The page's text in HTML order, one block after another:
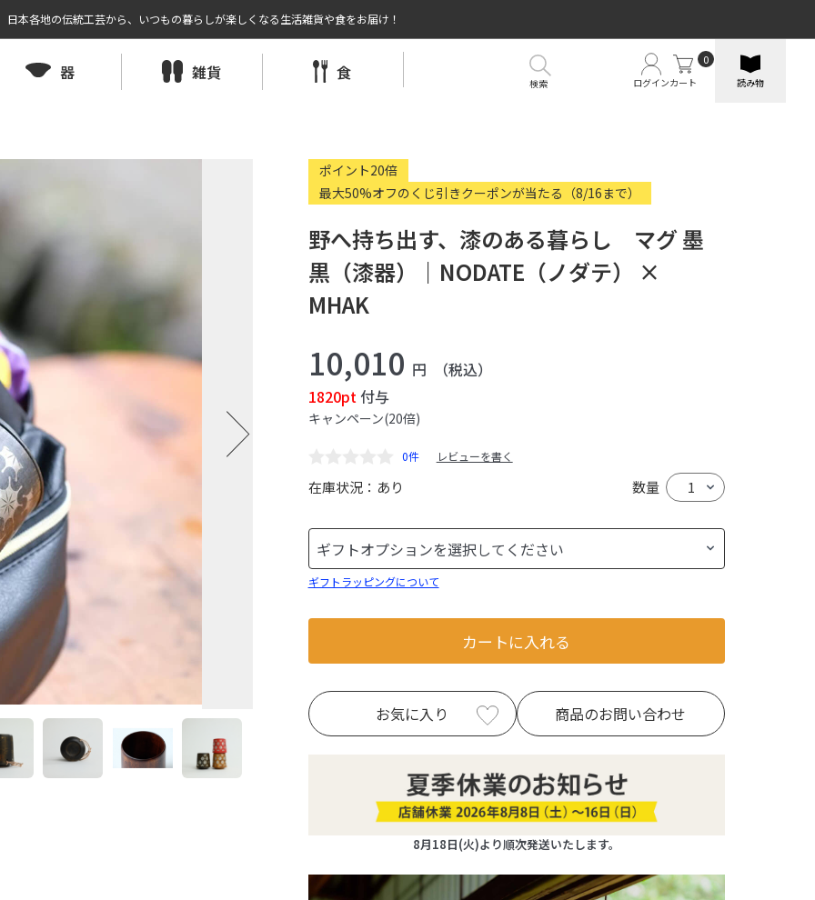
日本各地の伝統工芸から、いつもの暮らしが楽しくなる生活雑貨や食をお届け！
器 雑貨 食 ログインカート
0
読み物
検索
ポイント20倍
最大50%オフのくじ引きクーポンが当たる（8/16まで）
野へ持ち出す、漆のある暮らし マグ 墨
黒（漆器）｜NODATE（ノダテ） ×
MHAK
10,010 円
（税込）
1820pt付与
キャンペーン(20倍)
0件 レビューを書く
在庫状況： あり 数量
ギフトラッピングについて
カートに入れる
お気に入り 商品のお問い合わせ
8月18日(火)より順次発送いたします。